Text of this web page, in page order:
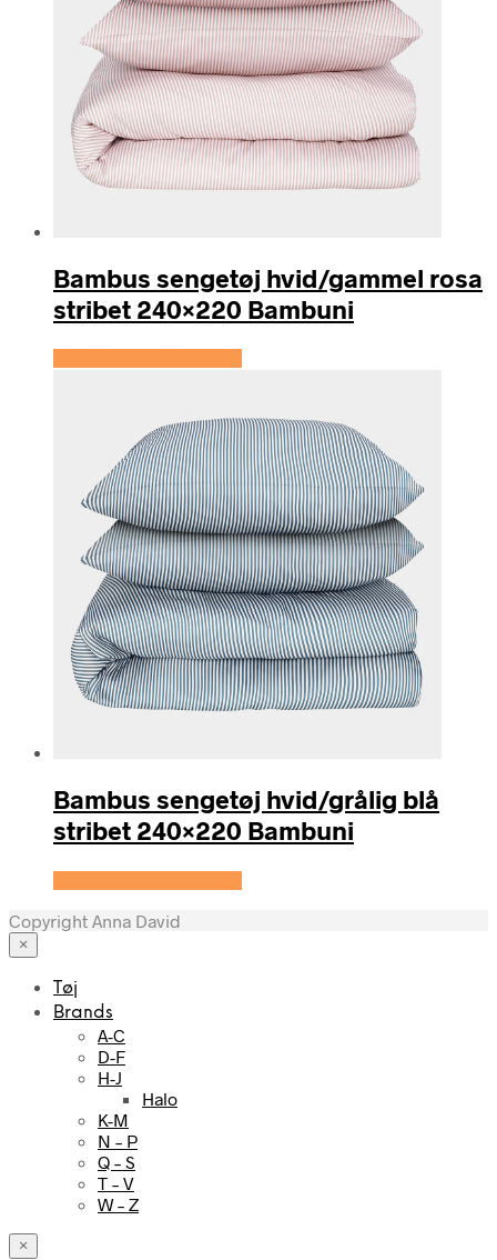
Bambus sengetøj hvid/gammel rosa
stribet 240×220 Bambuni
Bambus sengetøj hvid/grålig blå
stribet 240×220 Bambuni
Copyright Anna David
×
Tøj
Brands
A-C
D-F
H-J
Halo
K-M
N – P
Q – S
T – V
W – Z
×